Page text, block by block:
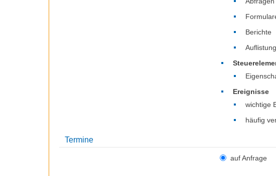
Berichte
Ereignisse
wichtige
häufig
Termine
auf Anfrage